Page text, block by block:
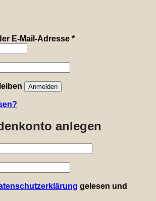
E-Mail-Adresse *Erforderlich
Anmelden
anlegen
gelesen und